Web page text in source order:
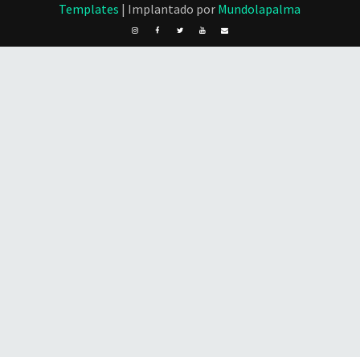
Templates | Implantado por Mundolapalma